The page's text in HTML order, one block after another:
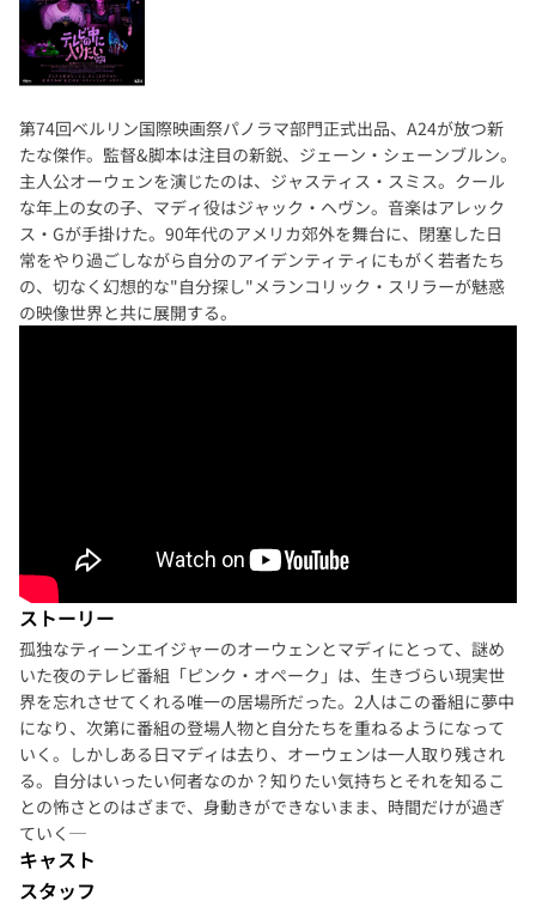
第74回ベルリン国際映画祭パノラマ部門正式出品、A24が放つ新
たな傑作。監督&脚本は注目の新鋭、ジェーン・シェーンブルン。
主人公オーウェンを演じたのは、ジャスティス・スミス。クール
な年上の女の子、マディ役はジャック・ヘヴン。音楽はアレック
ス・Gが手掛けた。90年代のアメリカ郊外を舞台に、閉塞した日
常をやり過ごしながら自分のアイデンティティにもがく若者たち
の、切なく幻想的な"自分探し"メランコリック・スリラーが魅惑
の映像世界と共に展開する。
ストーリー
孤独なティーンエイジャーのオーウェンとマディにとって、謎め
いた夜のテレビ番組「ピンク・オペーク」は、生きづらい現実世
界を忘れさせてくれる唯一の居場所だった。2人はこの番組に夢中
になり、次第に番組の登場人物と自分たちを重ねるようになって
いく。しかしある日マディは去り、オーウェンは一人取り残され
る。自分はいったい何者なのか？知りたい気持ちとそれを知るこ
との怖さとのはざまで、身動きができないまま、時間だけが過ぎ
ていく─
キャスト
スタッフ